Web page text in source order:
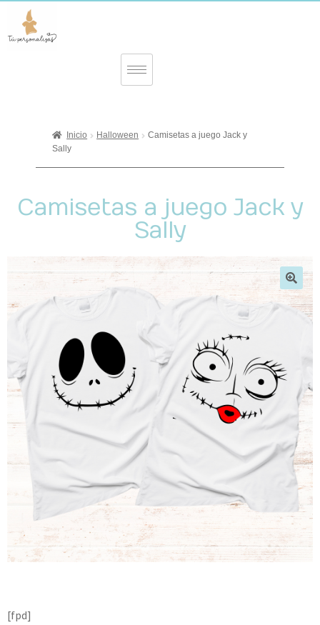
Inicio Halloween
Camisetas a juego Jack y
Sally
Camisetas a juego Jack y
Sally
🔍
[fpd]